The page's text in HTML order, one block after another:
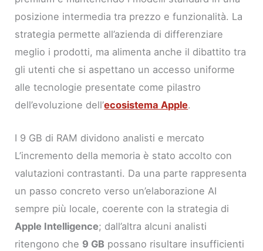
posizione intermedia tra prezzo e funzionalità. La
strategia permette all’azienda di differenziare
meglio i prodotti, ma alimenta anche il dibattito tra
gli utenti che si aspettano un accesso uniforme
alle tecnologie presentate come pilastro
dell’evoluzione dell’ecosistema Apple.
I 9 GB di RAM dividono analisti e mercato
L’incremento della memoria è stato accolto con
valutazioni contrastanti. Da una parte rappresenta
un passo concreto verso un’elaborazione AI
sempre più locale, coerente con la strategia di
Apple Intelligence; dall’altra alcuni analisti
ritengono che 9 GB possano risultare insufficienti